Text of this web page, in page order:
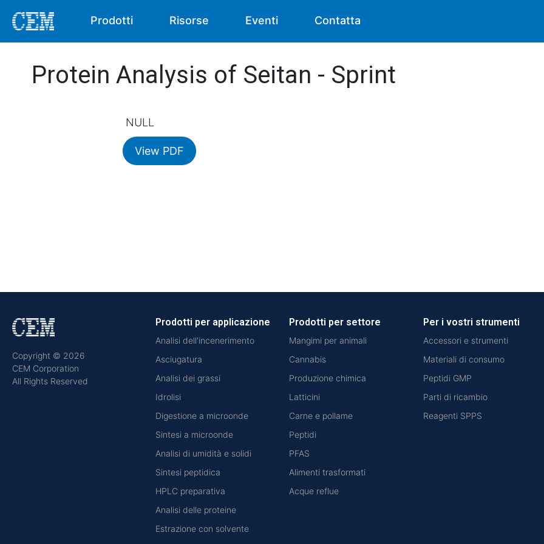
Prodotti Risorse Eventi Contatta
Protein Analysis of Seitan - Sprint
NULL
View PDF
Copyright © 2026
CEM Corporation
All Rights Reserved
Prodotti per applicazione
Analisi dell'incenerimento
Asciugatura
Analisi dei grassi
Idrolisi
Digestione a microonde
Sintesi a microonde
Analisi di umidità e solidi
Sintesi peptidica
HPLC preparativa
Analisi delle proteine
Estrazione con solvente
Prodotti per settore
Mangimi per animali
Cannabis
Produzione chimica
Latticini
Carne e pollame
Peptidi
PFAS
Alimenti trasformati
Acque reflue
Per i vostri strumenti
Accessori e strumenti
Materiali di consumo
Peptidi GMP
Parti di ricambio
Reagenti SPPS